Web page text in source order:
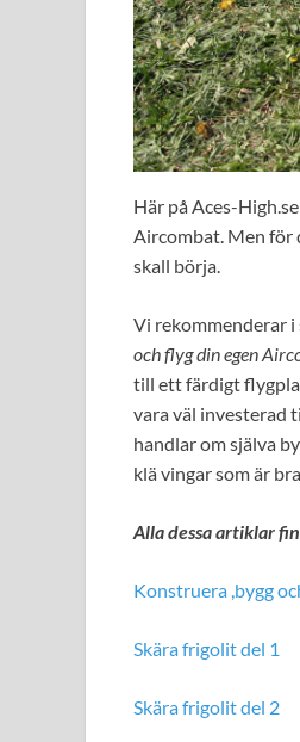
Här på Aces-
Aircombat. Men för
skall börja.
Vi rekommenderar
och flyg din egen
till ett färdigt
vara väl investerad
handlar om själva
klä vingar som är
Alla dessa artiklar
Konstruera ,bygg
Skära frigolit del 1
Skära frigolit del 2